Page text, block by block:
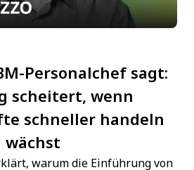
Personalchef sagt:
scheitert, wenn
schneller handeln
wächst
warum die Einführung von